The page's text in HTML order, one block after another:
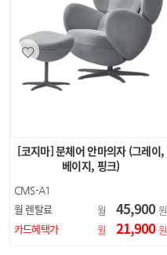
[코지마] 문체어 안마의자 (그레이,
베이지, 핑크)
CMS-A1
CMS-A5
월 렌탈료 월 45,900 원
카드혜택가
월 21,900 원